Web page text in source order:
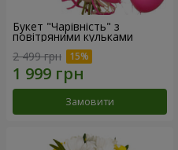
Букет "Чарівність" з
повітряними кульками
2 499 грн
Замовити